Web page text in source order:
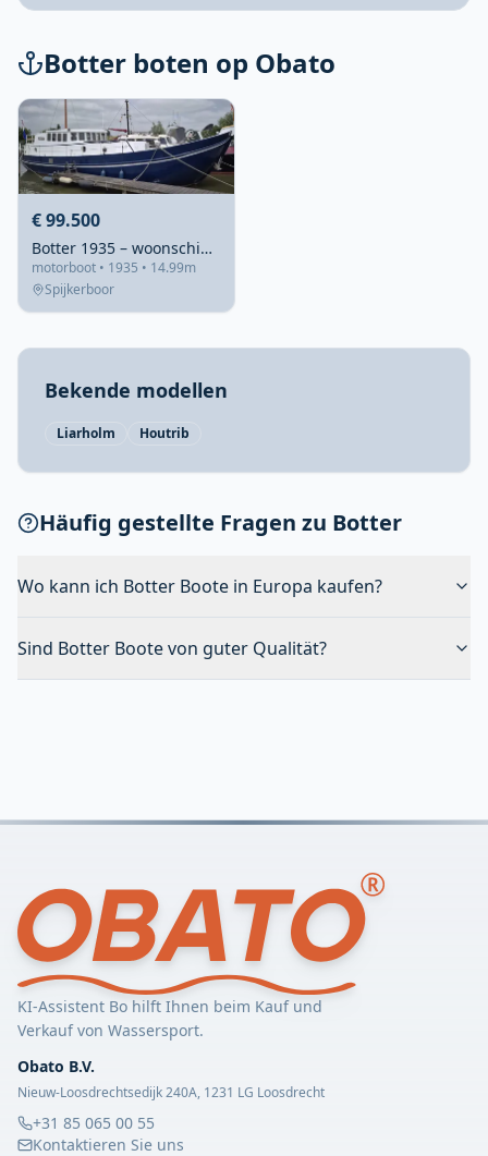
Botter boten op Obato
€ 99.500
Botter 1935 – woonschip met recente refit
motorboot • 1935 • 14.99m
Spijkerboor
Bekende modellen
Liarholm Houtrib
Häufig gestellte Fragen zu Botter
Wo kann ich Botter Boote in Europa kaufen?
Sind Botter Boote von guter Qualität?
KI-Assistent Bo hilft Ihnen beim Kauf und
Verkauf von Wassersport.
Obato B.V.
Nieuw-Loosdrechtsedijk 240A, 1231 LG Loosdrecht
+31 85 065 00 55
Kontaktieren Sie uns